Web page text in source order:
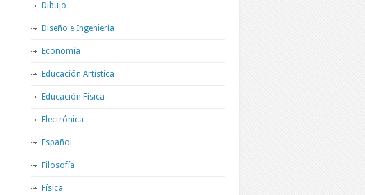
Dibujo
Diseño e Ingeniería
Economía
Educación Artística
Educación Física
Electrónica
Español
Filosofía
Física